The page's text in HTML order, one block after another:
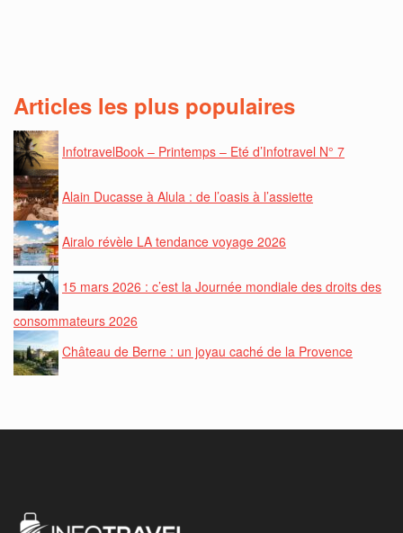
Articles les plus populaires
InfotravelBook – Printemps – Eté d’Infotravel N° 7
Alain Ducasse à Alula : de l’oasis à l’assiette
Airalo révèle LA tendance voyage 2026
15 mars 2026 : c’est la Journée mondiale des droits des
consommateurs 2026
Château de Berne : un joyau caché de la Provence